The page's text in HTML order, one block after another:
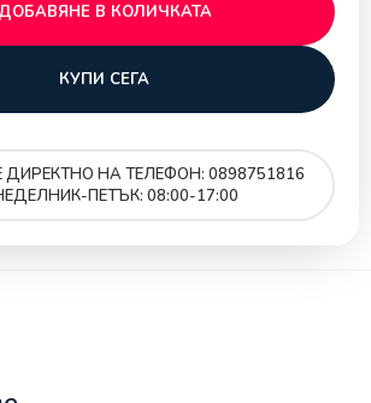
ДОБАВЯНЕ В КОЛИЧКАТА
КУПИ СЕГА
НА ТЕЛЕФОН: 0898751816
ПЕТЪК: 08:00-17:00